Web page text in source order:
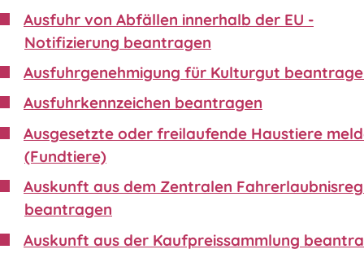
Ausfuhr von Abfällen innerhalb der EU -
Notifizierung beantragen
Ausfuhrgenehmigung für Kulturgut
Ausfuhrkennzeichen beantragen
Ausgesetzte oder freilaufende Haustiere
(Fundtiere)
Auskunft aus dem Zentralen
beantragen
Auskunft aus der Kaufpreissammlung